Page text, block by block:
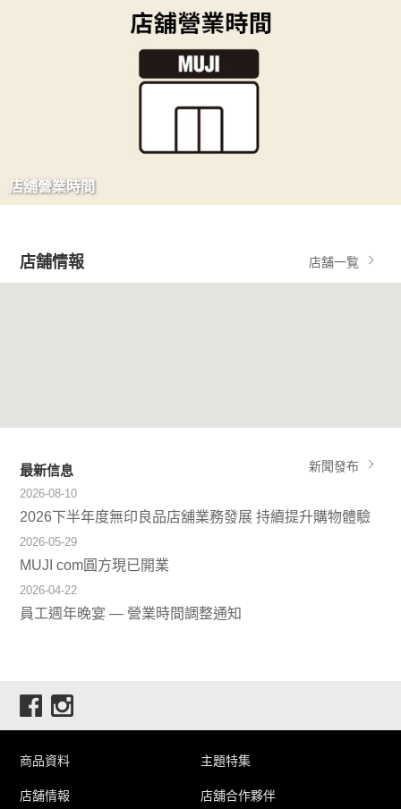
店舖營業時間
店舗情報 店舗一覧
最新信息 新聞發布
2026-08-10
2026下半年度無印良品店舖業務發展 持續提升購物體驗
2026-05-29
MUJI com圓方現已開業
2026-04-22
員工週年晚宴 — 營業時間調整通知
商品資料 主題特集
店舗情報 店舖合作夥伴